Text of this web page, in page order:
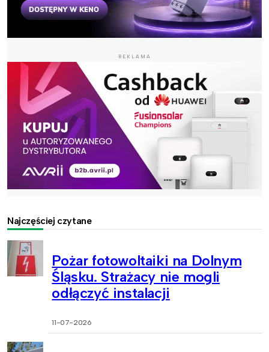
REKLAMA
Najczęściej czytane
Pożar fotowoltaiki na Dolnym
Śląsku. Strażacy nie mogli
odłączyć instalacji
11-07-2026